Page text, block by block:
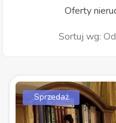
Oferty
Sortuj wg:
Sprzedaż